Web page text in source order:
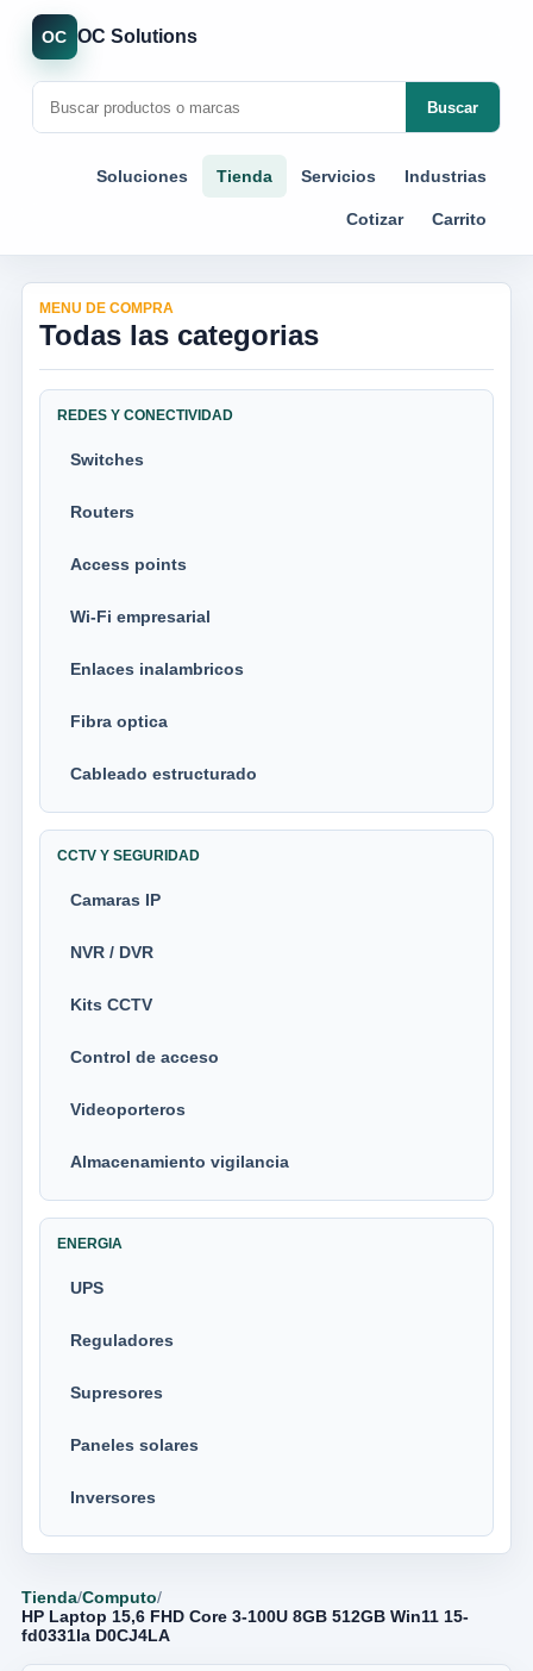
OC OC Solutions
Buscar
Soluciones Tienda Servicios Industrias
Cotizar Carrito
MENU DE COMPRA
Todas las categorias
REDES Y CONECTIVIDAD
Switches
Routers
Access points
Wi-Fi empresarial
Enlaces inalambricos
Fibra optica
Cableado estructurado
CCTV Y SEGURIDAD
Camaras IP
NVR / DVR
Kits CCTV
Control de acceso
Videoporteros
Almacenamiento vigilancia
ENERGIA
UPS
Reguladores
Supresores
Paneles solares
Inversores
Tienda/Computo/
HP Laptop 15,6 FHD Core 3-100U 8GB 512GB Win11 15-
fd0331la D0CJ4LA